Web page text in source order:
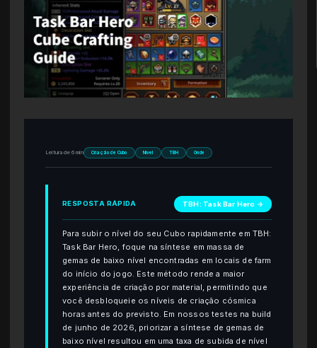
Leitura de 6 min Criação de Cubo Nível TBH Onde
RESPOSTA RÁPIDA TBH: Task Bar Hero →
Para subir o nível do seu Cubo rapidamente em TBH:
Task Bar Hero, foque na síntese em massa de
gemas de baixo nível encontradas em locais de farm
do início do jogo. Este método rende a maior
experiência de criação por material, permitindo que
você desbloqueie os níveis de criação cósmica
horas antes do previsto. Em nossos testes na build
de junho de 2026, priorizar a síntese de gemas de
baixo nível resultou em uma taxa de subida de nível